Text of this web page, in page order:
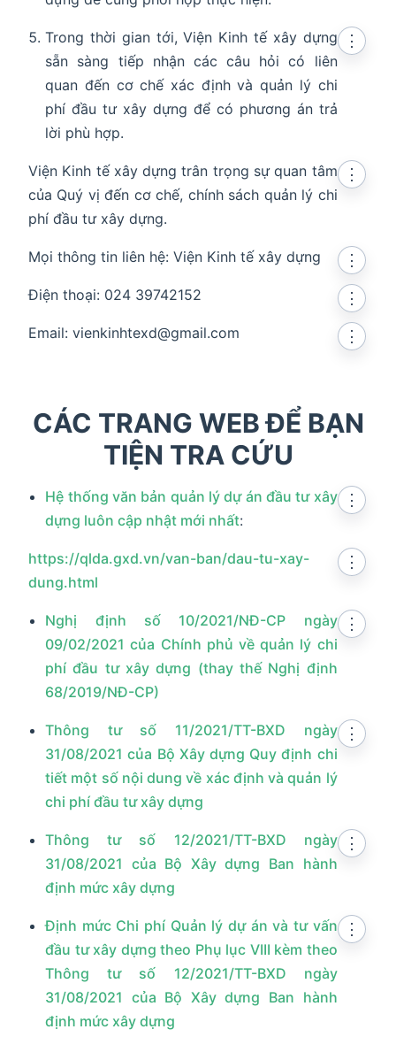
Trong thời gian tới, Viện Kinh tế xây dựng
sẵn sàng tiếp nhận các câu hỏi có liên
quan đến cơ chế xác định và quản lý chi
phí đầu tư xây dựng để có phương án trả
lời phù hợp.
⋮
Viện Kinh tế xây dựng trân trọng sự quan tâm
của Quý vị đến cơ chế, chính sách quản lý chi
phí đầu tư xây dựng.
⋮
Mọi thông tin liên hệ: Viện Kinh tế xây dựng
⋮
Điện thoại: 024 39742152
⋮
Email: vienkinhtexd@gmail.com
⋮
CÁC TRANG WEB ĐỂ BẠN
TIỆN TRA CỨU
Hệ thống văn bản quản lý dự án đầu tư xây
dựng luôn cập nhật mới nhất:
⋮
https://qlda.gxd.vn/van-ban/dau-tu-xay-
dung.html
⋮
Nghị định số 10/2021/NĐ-CP ngày
09/02/2021 của Chính phủ về quản lý chi
phí đầu tư xây dựng (thay thế Nghị định
68/2019/NĐ-CP)
⋮
Thông tư số 11/2021/TT-BXD ngày
31/08/2021 của Bộ Xây dựng Quy định chi
tiết một số nội dung về xác định và quản lý
chi phí đầu tư xây dựng
⋮
Thông tư số 12/2021/TT-BXD ngày
31/08/2021 của Bộ Xây dựng Ban hành
định mức xây dựng
⋮
Định mức Chi phí Quản lý dự án và tư vấn
đầu tư xây dựng theo Phụ lục VIII kèm theo
Thông tư số 12/2021/TT-BXD ngày
31/08/2021 của Bộ Xây dựng Ban hành
định mức xây dựng
⋮